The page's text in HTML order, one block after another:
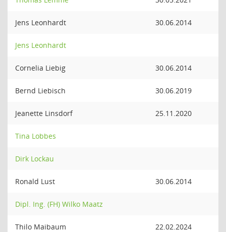
Jens Leonhardt 30.06.2014
Jens Leonhardt
Cornelia Liebig 30.06.2014
Bernd Liebisch 30.06.2019
Jeanette Linsdorf 25.11.2020
Tina Lobbes
Dirk Lockau
Ronald Lust 30.06.2014
Dipl. Ing. (FH) Wilko Maatz
Thilo Maibaum 22.02.2024